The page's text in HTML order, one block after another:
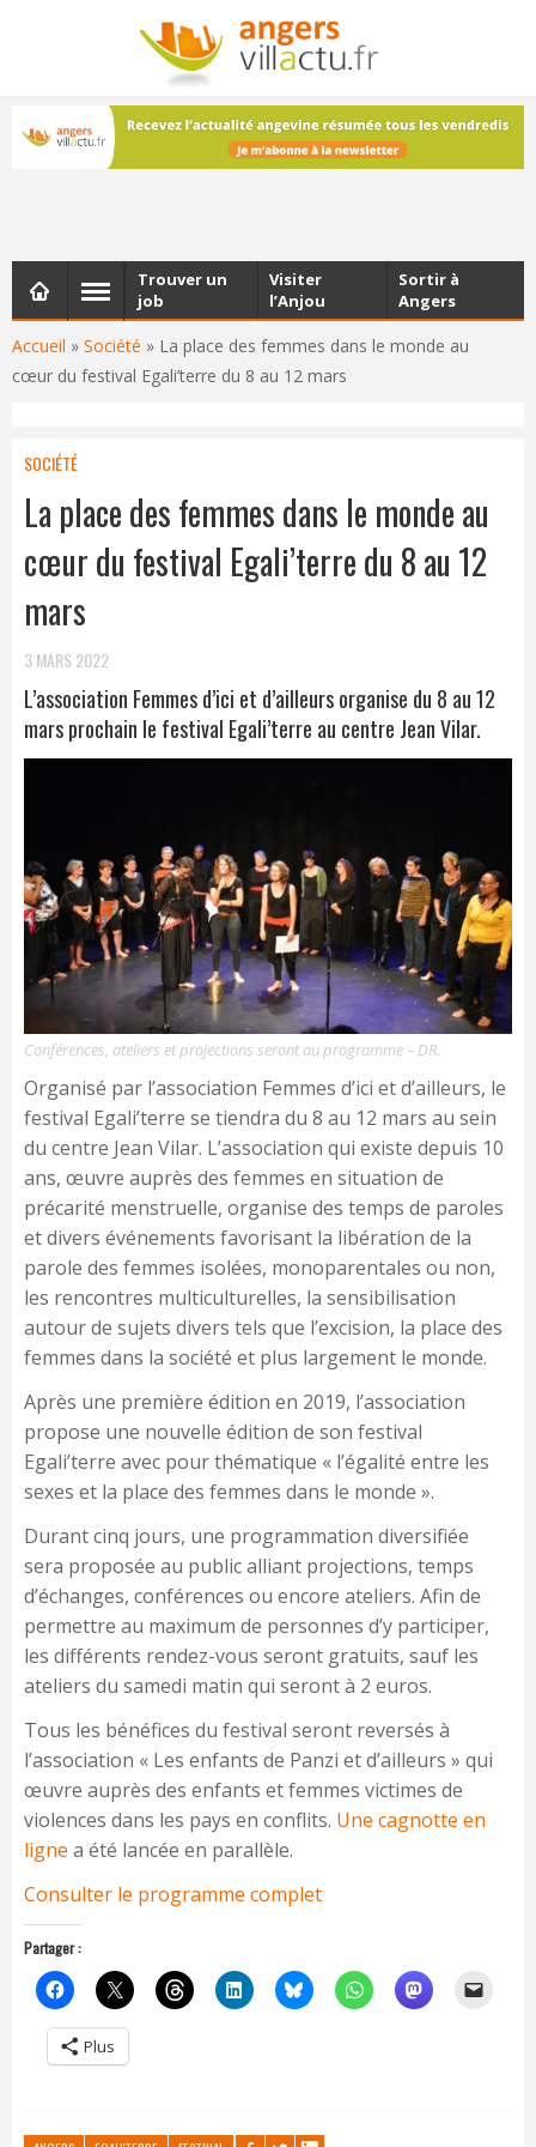
NEWSLETTER
Les dernières actualités d'Angers, chaque vendredi dans
votre boîte e-mail
Accueil » Société » La place des femmes dans le monde au
cœur du festival Egali’terre du 8 au 12 mars
Trouver un
job
Visiter
l’Anjou
Sortir à
Angers
SOCIÉTÉ
La place des femmes dans le monde au
cœur du festival Egali’terre du 8 au 12
mars
3 MARS 2022
L’association Femmes d’ici et d’ailleurs organise du 8 au 12
mars prochain le festival Egali’terre au centre Jean Vilar.
Conférences, ateliers et projections seront au programme – DR.
Organisé par l’association Femmes d’ici et d’ailleurs, le
festival Egali’terre se tiendra du 8 au 12 mars au sein
du centre Jean Vilar. L’association qui existe depuis 10
ans, œuvre auprès des femmes en situation de
précarité menstruelle, organise des temps de paroles
et divers événements favorisant la libération de la
parole des femmes isolées, monoparentales ou non,
les rencontres multiculturelles, la sensibilisation
autour de sujets divers tels que l’excision, la place des
femmes dans la société et plus largement le monde.
Après une première édition en 2019, l’association
propose une nouvelle édition de son festival
Egali’terre avec pour thématique « l’égalité entre les
sexes et la place des femmes dans le monde ».
Durant cinq jours, une programmation diversifiée
sera proposée au public alliant projections, temps
d’échanges, conférences ou encore ateliers. Afin de
permettre au maximum de personnes d’y participer,
les différents rendez-vous seront gratuits, sauf les
ateliers du samedi matin qui seront à 2 euros.
Tous les bénéfices du festival seront reversés à
l’association « Les enfants de Panzi et d’ailleurs » qui
œuvre auprès des enfants et femmes victimes de
violences dans les pays en conflits. Une cagnotte en
ligne a été lancée en parallèle.
Consulter le programme complet
Partager :
Plus